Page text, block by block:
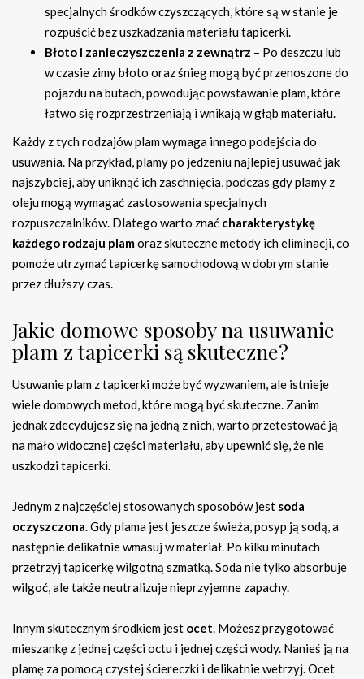
specjalnych środków czyszczących, które są w stanie je
rozpuścić bez uszkadzania materiału tapicerki.
Błoto i zanieczyszczenia z zewnątrz – Po deszczu lub
w czasie zimy błoto oraz śnieg mogą być przenoszone do
pojazdu na butach, powodując powstawanie plam, które
łatwo się rozprzestrzeniają i wnikają w głąb materiału.
Każdy z tych rodzajów plam wymaga innego podejścia do
usuwania. Na przykład, plamy po jedzeniu najlepiej usuwać jak
najszybciej, aby uniknąć ich zaschnięcia, podczas gdy plamy z
oleju mogą wymagać zastosowania specjalnych
rozpuszczalników. Dlatego warto znać charakterystykę
każdego rodzaju plamoraz skuteczne metody ich eliminacji, co
pomoże utrzymać tapicerkę samochodową w dobrym stanie
przez dłuższy czas.
Jakie domowe sposoby na usuwanie
plam z tapicerki są skuteczne?
Usuwanie plam z tapicerki może być wyzwaniem, ale istnieje
wiele domowych metod, które mogą być skuteczne. Zanim
jednak zdecydujesz się na jedną z nich, warto przetestować ją
na mało widocznej części materiału, aby upewnić się, że nie
uszkodzi tapicerki.
Jednym z najczęściej stosowanych sposobów jest soda
oczyszczona. Gdy plama jest jeszcze świeża, posyp ją sodą, a
następnie delikatnie wmasuj w materiał. Po kilku minutach
przetrzyj tapicerkę wilgotną szmatką. Soda nie tylko absorbuje
wilgoć, ale także neutralizuje nieprzyjemne zapachy.
Innym skutecznym środkiem jest ocet. Możesz przygotować
mieszankę z jednej części octu i jednej części wody. Nanieś ją na
plamę za pomocą czystej ściereczki i delikatnie wetrzyj. Ocet